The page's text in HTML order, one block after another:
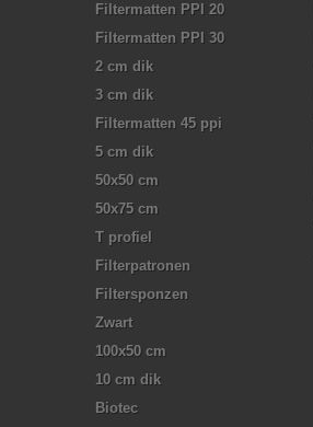
Filtermatten PPI 20
Filtermatten PPI 30
2 cm dik
3 cm dik
Filtermatten 45 ppi
5 cm dik
50x50 cm
50x75 cm
T profiel
Filterpatronen
Filtersponzen
Zwart
100x50 cm
10 cm dik
Biotec